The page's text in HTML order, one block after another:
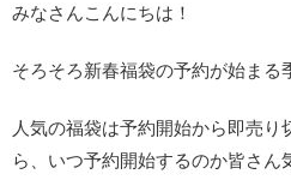
みなさんこんにちは！
そろそろ新春福袋の予約が始まる
人気の福袋は予約開始から即売
ら、いつ予約開始するのか皆さん